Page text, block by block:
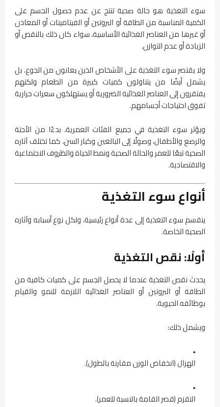
سوء التغذية هو حالة صحية تنتج عن عدم حصول الجسم على
الكمية المناسبة من الطاقة أو البروتين أو الفيتامينات أو المعادن
أو غيرها من العناصر الغذائية الأساسية، سواء كان ذلك بالنقص أو
الزيادة أو عدم التوازن.
ولا يقتصر سوء التغذية على الأشخاص الذين يعانون من الجوع، بل
يشمل أيضًا من يتناولون كميات كبيرة من الطعام ولكنهم
يفتقرون إلى العناصر الغذائية الضرورية أو يستهلكون سعرات حرارية
تفوق احتياجات أجسامهم.
ويؤثر سوء التغذية في جميع الفئات العمرية، بدءًا من الأجنة
والرضع والأطفال، وصولًا إلى البالغين وكبار السن، كما تختلف آثاره
الصحية تبعًا للعمر والحالة الصحية ونمط الحياة والظروف الاجتماعية
والاقتصادية.
أنواع سوء التغذية
ينقسم سوء التغذية إلى عدة أنواع رئيسية، ولكل نوع أسبابه وآثاره
الصحية الخاصة.
أولًا: نقص التغذية
يحدث نقص التغذية عندما لا يحصل الجسم على كميات كافية من
الطاقة أو البروتين أو العناصر الغذائية اللازمة للنمو والقيام
بوظائفه الحيوية.
ويشمل ذلك:
الهزال (انخفاض الوزن مقارنة بالطول).
التقزم (قصر القامة بالنسبة للعمر).